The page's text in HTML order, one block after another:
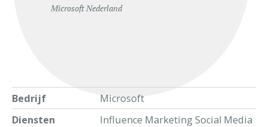
Bedrijf
Microsoft
Diensten
Influence Marketing Social Media
Microsoft Nederland